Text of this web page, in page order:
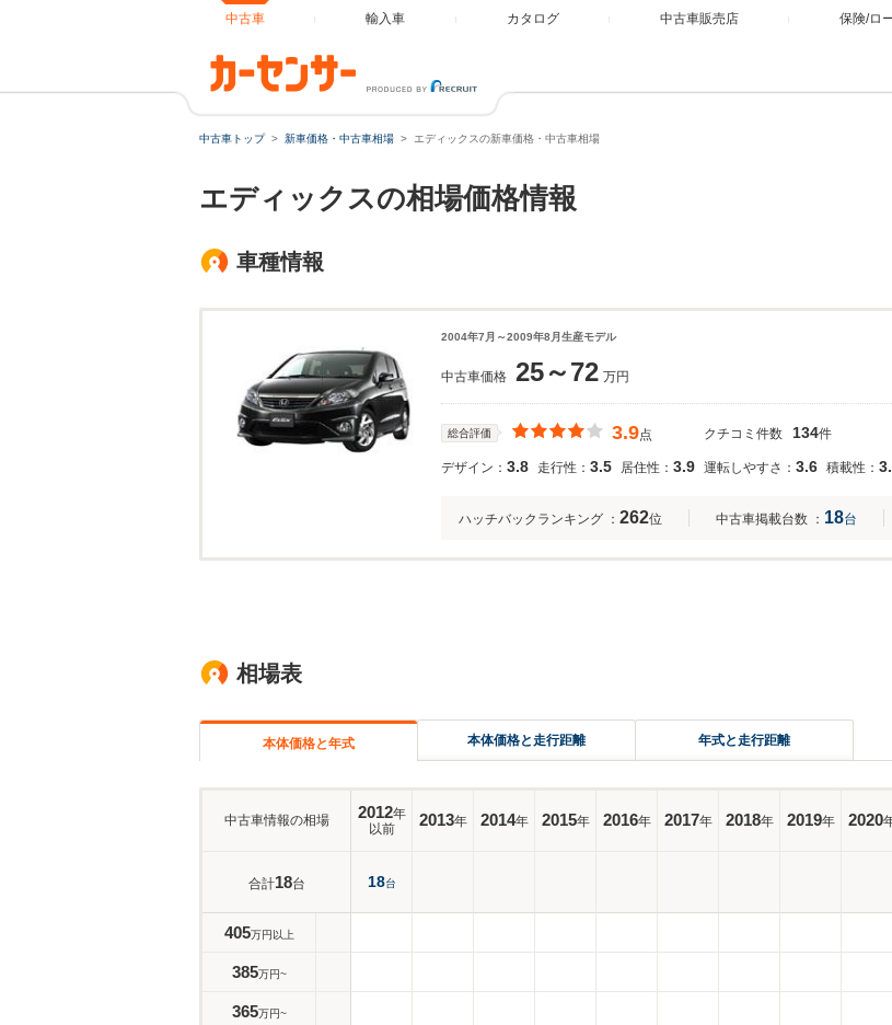
中古車 輸入車 カタログ 中古車販売店 保険/ロ
中古車トップ 新車価格・中古車相場 エディックスの新車価格・中古車相場
エディックスの相場価格情報
車種情報
2004年7月～2009年8月生産モデル
中古車価格 25～72 万円
総合評価 3.9点 クチコミ件数 134件
デザイン： 3.8 走行性： 3.5 居住性： 3.9 運転しやすさ： 3.6 積載性：
ハッチバックランキング ： 262位 中古車掲載台数 ： 18台
相場表
本体価格と年式 本体価格と走行距離 年式と走行距離
中古車情報の相場 2012年
以前
2013年 2014年 2015年 2016年 2017年 2018年 2019年 2020
合計18台 18台
405万円以上
385万円~
365万円~